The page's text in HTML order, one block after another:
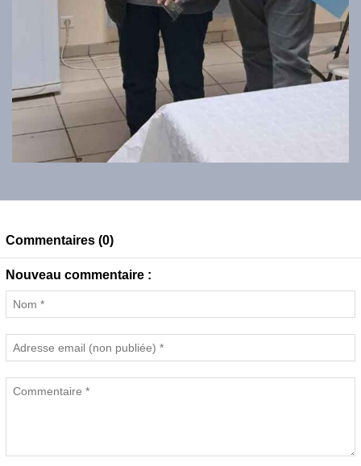
Commentaires (0)
Nouveau commentaire :